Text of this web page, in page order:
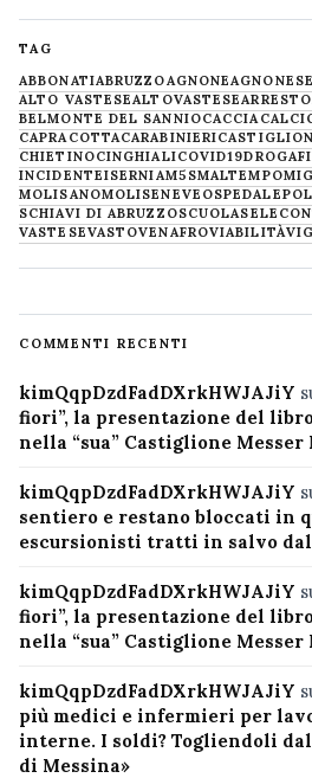
TAG
ABBONATIABRUZZOAGNONEAGNONESE
ALTO VASTESEALTOVASTESEARRESTO
BELMONTE DEL SANNIOCACCIA
CAPRACOTTACARABINIERI
CHIETINOCINGHIALICOVID19DROGA
INCIDENTEISERNIAM5SMALTEMPO
MOLISANOMOLISENEVE OSPEDALE
SCHIAVI DI ABRUZZOSCUOLA
VASTESEVASTOVENAFROVIABILITÀ
COMMENTI RECENTI
kimQqpDzdFadDXrkHWJAJiY
fiori”, la presentazione del
nella “sua” Castiglione
kimQqpDzdFadDXrkHWJAJiY
sentiero e restano bloccati in
escursionisti tratti in salvo dal
kimQqpDzdFadDXrkHWJAJiY
fiori”, la presentazione del
nella “sua” Castiglione
kimQqpDzdFadDXrkHWJAJiY
più medici e infermieri per
interne. I soldi? Togliendoli
di Messina»